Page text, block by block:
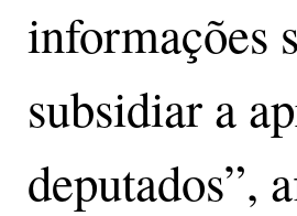
informações
subsidiar a
deputados”,